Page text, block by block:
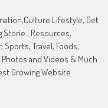
Lifestyle, Get
Storie , Resources,
Sports, Travel, Foods,
and Videos & Much
Growing Website